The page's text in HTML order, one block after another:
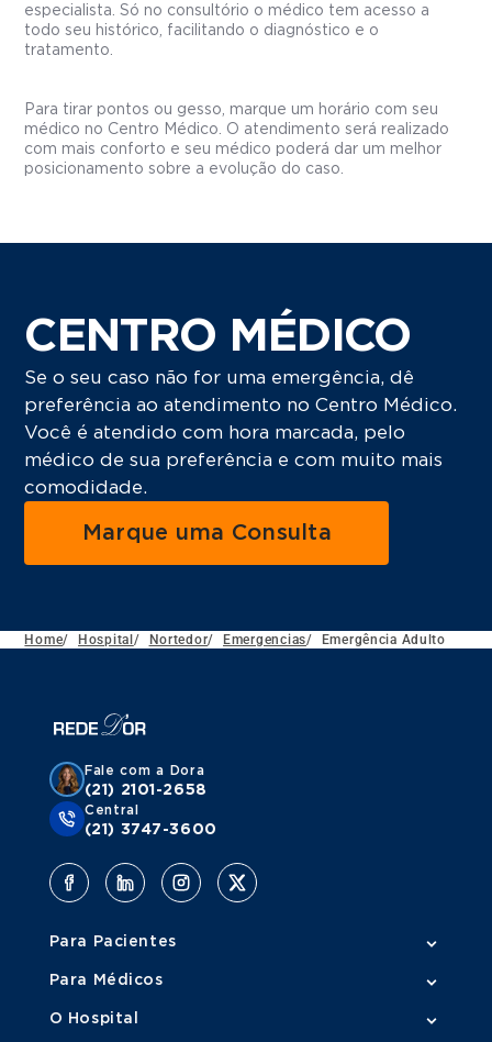
especialista. Só no consultório o médico tem acesso a
todo seu histórico, facilitando o diagnóstico e o
tratamento.
Para tirar pontos ou gesso, marque um horário com seu
médico no Centro Médico. O atendimento será realizado
com mais conforto e seu médico poderá dar um melhor
posicionamento sobre a evolução do caso.
CENTRO MÉDICO
Se o seu caso não for uma emergência, dê
preferência ao atendimento no Centro Médico.
Você é atendido com hora marcada, pelo
médico de sua preferência e com muito mais
comodidade.
Marque uma Consulta
Home/ Hospital / Nortedor/ Emergencias/ Emergência Adulto
Fale com a Dora
(21) 2101-2658
Central
(21) 3747-3600
Para Pacientes
Para Médicos
O Hospital